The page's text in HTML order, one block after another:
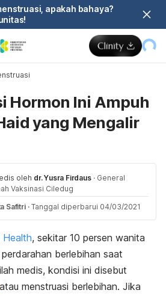
apakah bahaya?
Hormon Ini Ampuh
yang Mengalir
oleh dr. Yusra Firdaus · General
Vaksinasi Ciledug
Safitri · Tanggal diperbarui 04/03/2021
Health, sekitar 10 persen wanita
berlebihan saat
medis, kondisi ini disebut
atau menstruasi berlebihan. Jika